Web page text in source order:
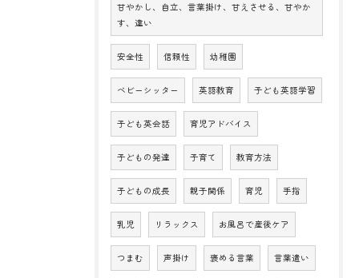
甘やかし、自立、言葉掛け、甘えさせる、甘やか
す、違い
安全性 信頼性 幼稚園
ベビーシッター 英語教育 子ども英語学習
子ども英会話 育児アドバイス
子どもの発達 子育て 教育方法
子どもの成長 親子関係 育児 手指
乳児 リラックス お風呂で産後ケア
つまむ 声掛け 褒める言葉 言葉遣い